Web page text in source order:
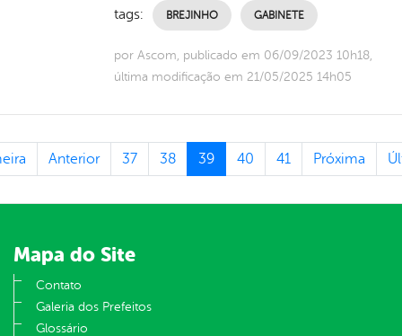
tags: BREJINHO GABINETE
por Ascom, publicado em 06/09/2023 10h18,
última modificação em 21/05/2025 14h05
Anterior 37 38 39 40 41 Próxima
Mapa do Site
Contato
Galeria dos Prefeitos
Glossário